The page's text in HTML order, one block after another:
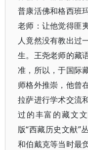
普康活佛和格西班
老师：让他觉得匪
人竟然没有教出过
生。王尧老师的藏
准，所以，于国际
师格外推崇，他曾
拉萨进行学术交流
过的丰富的藏文
版“西藏历史文献”
和伯戴克等当时最